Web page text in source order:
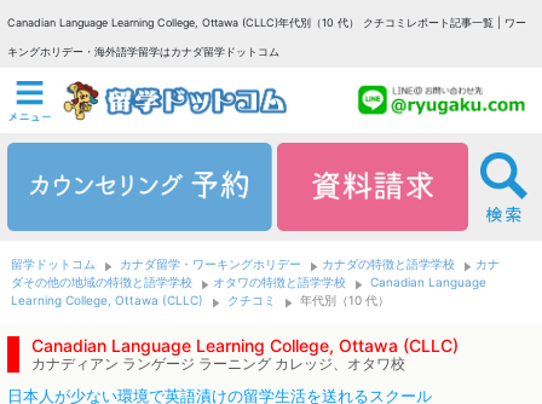
Canadian Language Learning College, Ottawa (CLLC)年代別（10 代） クチコミレポート記事一覧 | ワー
キングホリデー・海外語学留学はカナダ留学ドットコム
留学ドットコム カナダ留学・ワーキングホリデー カナダの特徴と語学学校
カナ
ダその他の地域の特徴と語学学校
オタワの特徴と語学学校
Canadian Language
Learning College, Ottawa (CLLC)
クチコミ 年代別（10 代）
Canadian Language Learning College, Ottawa (CLLC)
カナディアン ランゲージ ラーニング カレッジ、オタワ校
日本人が少ない環境で英語漬けの留学生活を送れるスクール